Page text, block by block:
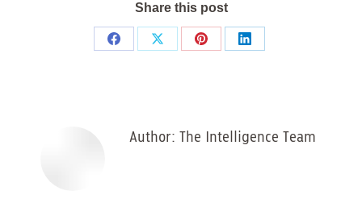
Share this post
Share
Share
Share
Share
Author: The Intelligence Team